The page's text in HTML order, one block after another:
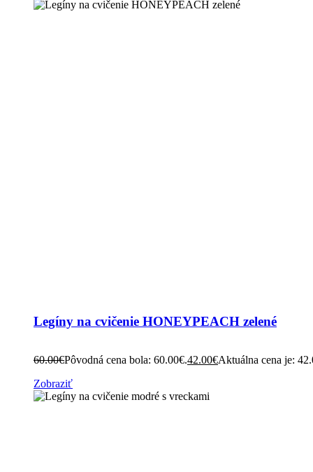
Legíny na cvičenie HONEYPEACH zelené
60.00€Pôvodná cena bola: 60.00€.42.00€Aktuálna cena je:
Zobraziť